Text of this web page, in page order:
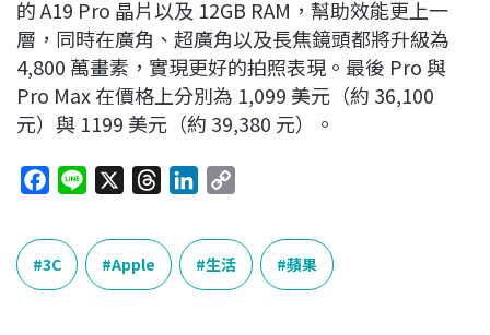
的 A19 Pro 晶片以及 12GB RAM，幫助效能更上一
層，同時在廣角、超廣角以及長焦鏡頭都將升級為
4,800 萬畫素，實現更好的拍照表現。最後 Pro 與
Pro Max 在價格上分別為 1,099 美元（約 36,100
元）與 1199 美元（約 39,380 元）。
c
e
b
e
e
a
n
k
e
p
y
L
3C Apple 生活 蘋果